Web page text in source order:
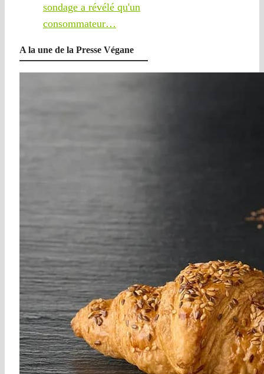
sondage a révélé qu'un
consommateur…
A la une de la Presse Végane